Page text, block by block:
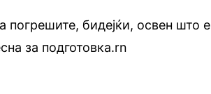
бидејќи, освен што е
за подготовка.rn